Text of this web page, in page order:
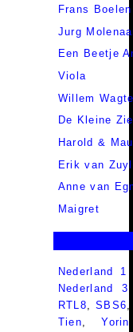
Frans Boelen
Jurg
Een Beetje
Viola
Willem
De Kleine
Harold &
Erik van
Anne van
Maigret
Nederland
Nederland
RTL8,SBS6
Tien,Yorin